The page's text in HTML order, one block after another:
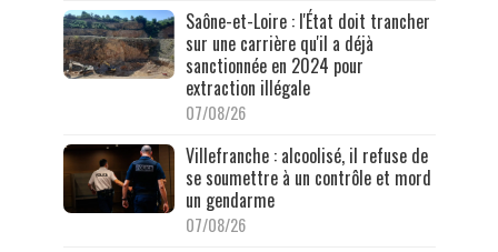
Saône-et-Loire : l'État doit trancher
sur une carrière qu'il a déjà
sanctionnée en 2024 pour
extraction illégale
07/08/26
Villefranche : alcoolisé, il refuse de
se soumettre à un contrôle et mord
un gendarme
07/08/26